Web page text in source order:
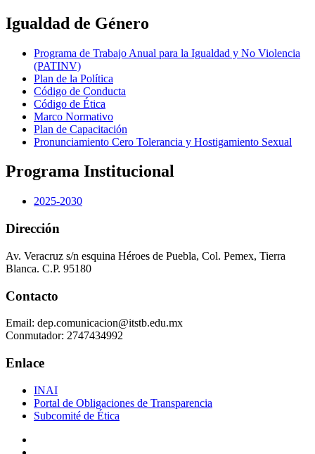
Igualdad de Género
Programa de Trabajo Anual para la Igualdad y No Violencia
(PATINV)
Plan de la Política
Código de Conducta
Código de Ética
Marco Normativo
Plan de Capacitación
Pronunciamiento Cero Tolerancia y Hostigamiento Sexual
Programa Institucional
2025-2030
Dirección
Av. Veracruz s/n esquina Héroes de Puebla, Col. Pemex, Tierra
Blanca. C.P. 95180
Contacto
Email: dep.comunicacion@itstb.edu.mx
Conmutador: 2747434992
Enlace
INAI
Portal de Obligaciones de Transparencia
Subcomité de Ética